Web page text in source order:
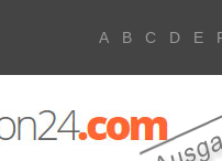
A B C D E